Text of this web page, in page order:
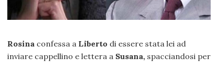
Rosina confessa a Liberto di essere stata lei ad
inviare cappellino e lettera a Susana, spacciandosi per